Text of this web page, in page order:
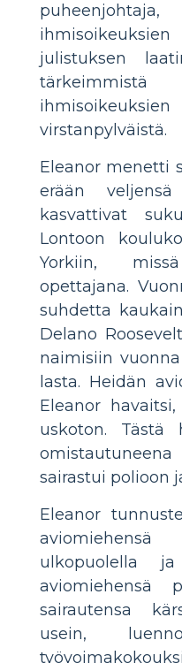
julistuksen
virstanpylväistä.
Eleanor menetti
erään
kasvattivat
Lontoon
Yorkiin,
opettajana.
suhdetta
Delano
naimisiin
lasta. Heidän
Eleanor
uskoton. Tästä
sairastui polioon
Eleanor
ulkopuolella
aviomiehensä
sairautensa
usein,